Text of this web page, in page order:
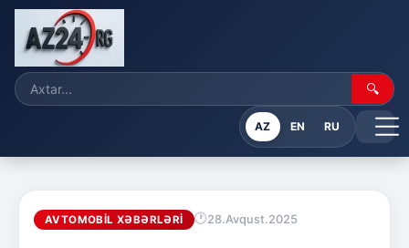
🔍
AZ EN RU
AVTOMOBIL XƏBƏRLƏRI 28.Avqust.2025